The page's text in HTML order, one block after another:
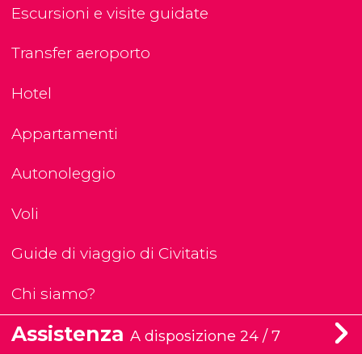
Escursioni e visite guidate
Transfer aeroporto
Hotel
Appartamenti
Autonoleggio
Voli
Guide di viaggio di Civitatis
Chi siamo?
Assistenza A disposizione 24 / 7